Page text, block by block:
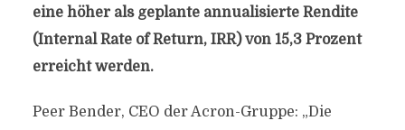
eine höher als geplante annualisierte Rendite
(Internal Rate of Return, IRR) von 15,3 Prozent
erreicht werden.
Peer Bender, CEO der Acron-Gruppe: „Die